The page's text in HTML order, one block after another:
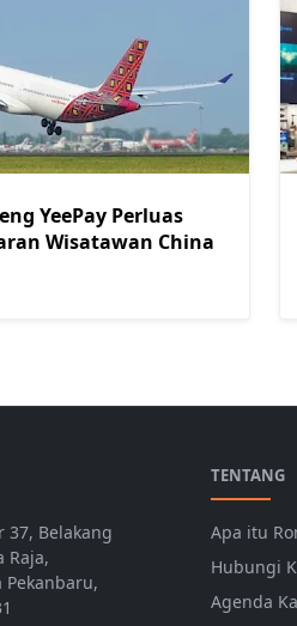
YeePay Perluas
Wisatawan China
37, Belakang
Raja,
Pekanbaru,
TENTANG
Apa itu
Hubungi
Agenda